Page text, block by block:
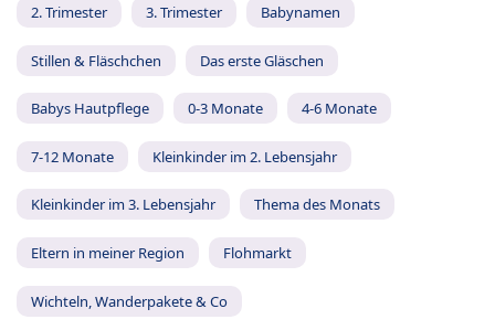
2. Trimester 3. Trimester Babynamen
Stillen & Fläschchen Das erste Gläschen
Babys Hautpflege 0-3 Monate 4-6 Monate
7-12 Monate Kleinkinder im 2. Lebensjahr
Kleinkinder im 3. Lebensjahr Thema des Monats
Eltern in meiner Region Flohmarkt
Wichteln, Wanderpakete & Co